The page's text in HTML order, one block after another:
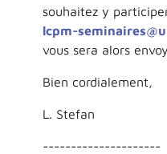
souhaitez y
lcpm-
vous sera alors
Bien cordialement,
L. Stefan
---------------------